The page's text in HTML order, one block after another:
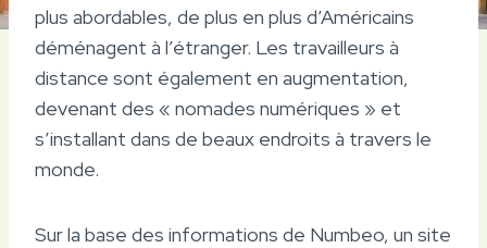
plus abordables, de plus en plus d’Américains
déménagent à l’étranger. Les travailleurs à
distance sont également en augmentation,
devenant des « nomades numériques » et
s’installant dans de beaux endroits à travers le
monde.
Sur la base des informations de Numbeo, un site